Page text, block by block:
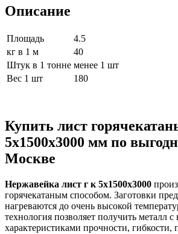
Описание
Площадь
4.5
кг в 1 м
40
Штук в 1 тонне менее 1 шт
Вес 1 шт
180
Купить лист
5х1500х3000 мм по
Москве
Нержавейка лист г к 5х1500х3000
горячекатаным способом. Заготовки
нагреваются до очень высокой
технология позволяет получить металл
характеристиками прочности, гибкости,